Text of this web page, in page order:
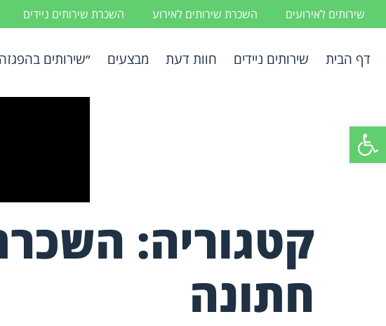
פתח סרגל נגישות
שירותים לאירועים השכרת שירותים לאירוע השכרת שירותים ניידים
דף הבית שירותים ניידים חוות דעת מבצעים ״שירותים
קטגוריה:
חתונה